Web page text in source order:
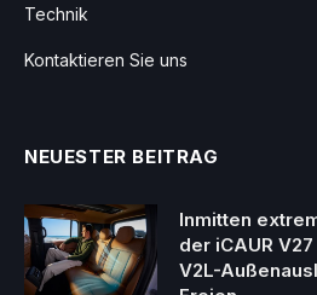
Technik
Kontaktieren Sie uns
NEUESTER BEITRAG
Inmitten
der iCAUR
V2L-